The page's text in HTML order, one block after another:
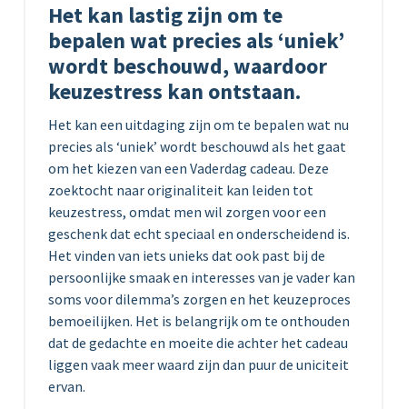
Het kan lastig zijn om te
bepalen wat precies als ‘uniek’
wordt beschouwd, waardoor
keuzestress kan ontstaan.
Het kan een uitdaging zijn om te bepalen wat nu
precies als ‘uniek’ wordt beschouwd als het gaat
om het kiezen van een Vaderdag cadeau. Deze
zoektocht naar originaliteit kan leiden tot
keuzestress, omdat men wil zorgen voor een
geschenk dat echt speciaal en onderscheidend is.
Het vinden van iets unieks dat ook past bij de
persoonlijke smaak en interesses van je vader kan
soms voor dilemma’s zorgen en het keuzeproces
bemoeilijken. Het is belangrijk om te onthouden
dat de gedachte en moeite die achter het cadeau
liggen vaak meer waard zijn dan puur de uniciteit
ervan.